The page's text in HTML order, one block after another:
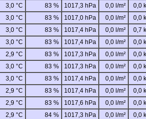
3,0 °C 83 % 1017,3 hPa 0,0 l/m²
0,0
3,0 °C 83 % 1017,0 hPa 0,0 l/m²
0,0
3,0 °C 83 % 1017,4 hPa 0,0 l/m²
0,7
3,0 °C 83 % 1017,4 hPa 0,0 l/m²
0,0
2,9 °C 83 % 1017,3 hPa 0,0 l/m²
0,0
3,0 °C 83 % 1017,3 hPa 0,0 l/m²
0,0
3,0 °C 83 % 1017,4 hPa 0,0 l/m²
0,0
2,9 °C 83 % 1017,4 hPa 0,0 l/m²
0,0
2,9 °C 83 % 1017,6 hPa 0,0 l/m²
0,0
2,9 °C 84 % 1017,3 hPa 0,0 l/m²
0,0